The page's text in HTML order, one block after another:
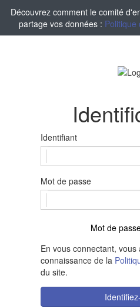
Découvrez comment le comité
partage vos données : Politique
Identifiant
Mot de passe
Mot de
En vous connectant,
connaissance de la
du site.